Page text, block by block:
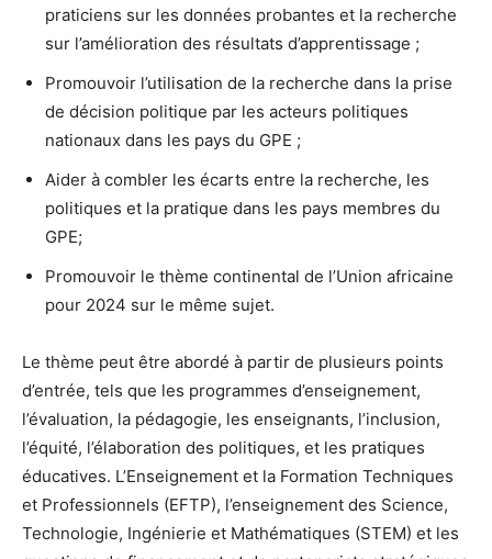
praticiens sur les données probantes et la recherche
sur l’amélioration des résultats d’apprentissage ;
Promouvoir l’utilisation de la recherche dans la prise
de décision politique par les acteurs politiques
nationaux dans les pays du GPE ;
Aider à combler les écarts entre la recherche, les
politiques et la pratique dans les pays membres du
GPE;
Promouvoir le thème continental de l’Union africaine
pour 2024 sur le même sujet.
Le thème peut être abordé à partir de plusieurs points
d’entrée, tels que les programmes d’enseignement,
l’évaluation, la pédagogie, les enseignants, l’inclusion,
l’équité, l’élaboration des politiques, et les pratiques
éducatives. L’Enseignement et la Formation Techniques
et Professionnels (EFTP), l’enseignement des Science,
Technologie, Ingénierie et Mathématiques (STEM) et les